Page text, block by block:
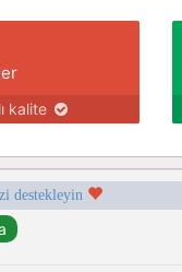
kalite
destekleyin